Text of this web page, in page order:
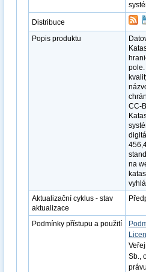
Distribuce
Popis produktu
CC-
na
Aktualizační cyklus - stav
aktualizace
Podmínky přístupu a použití
Sb.,